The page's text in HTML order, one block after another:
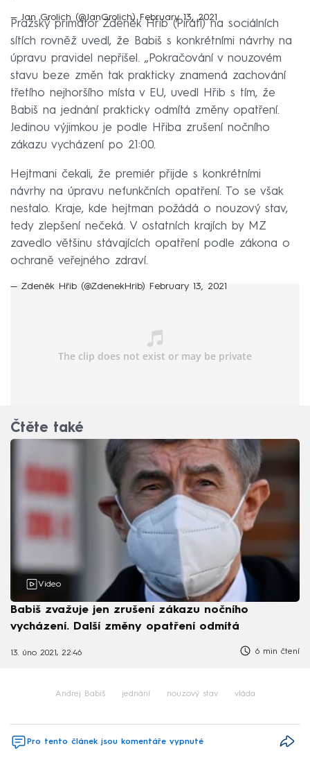
— Jan Grolich (@JanGrolich) February 13, 2021
Pražský primátor Zdeněk Hřib (Piráti) na sociálních
sítích rovněž uvedl, že Babiš s konkrétními návrhy na
úpravu pravidel nepřišel. „Pokračování v nouzovém
stavu beze změn tak prakticky znamená zachování
třetího nejhoršího místa v EU, uvedl Hřib s tím, že
Babiš na jednání prakticky odmítá změny opatření.
Jedinou výjimkou je podle Hřiba zrušení nočního
zákazu vycházení po 21:00.
Hejtmani čekali, že premiér přijde s konkrétními
návrhy na úpravu nefunkčních opatření. To se však
nestalo. Kraje, kde hejtman požádá o nouzový stav,
tedy zlepšení nečeká. V ostatních krajích by MZ
zavedlo většinu stávajících opatření podle zákona o
ochraně veřejného zdraví.
— Zdeněk Hřib (@ZdenekHrib) February 13, 2021
Čtěte také
Video
Babiš zvažuje jen zrušení zákazu nočního
vycházení. Další změny opatření odmítá
13. úno 2021, 22:46 6 min čtení
Andrej Babiš jednání nouzový stav vláda
Pro tento článek jsou komentáře vypnuté